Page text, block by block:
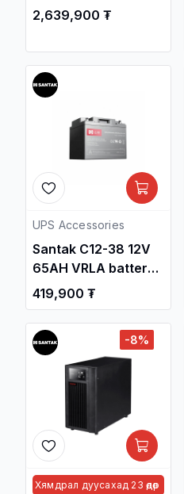
Battery Module
тогтворжуулагч /
2,639,900 ₮
UPS Accessories
Santak C12-38 12V
65AH VRLA battery /
Тог Баригч
тогтворжуулагч /
419,900 ₮
-8%
Хямдрал дуусахад 23 өдөр